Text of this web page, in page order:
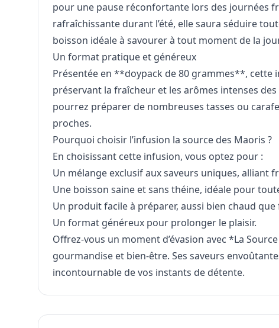
pour une pause réconfortante lors des journées
rafraîchissante durant l’été, elle saura séduire
boisson idéale à savourer à tout moment de la
Un format pratique et généreux
Présentée en **doypack de 80 grammes**, cette
préservant la fraîcheur et les arômes intenses
pourrez préparer de nombreuses tasses ou
proches.
Pourquoi choisir l’infusion la source des Maoris ?
En choisissant cette infusion, vous optez pour :
Un mélange exclusif aux saveurs uniques, alliant
Une boisson saine et sans théine, idéale pour
Un produit facile à préparer, aussi bien chaud que
Un format généreux pour prolonger le plaisir.
Offrez-vous un moment d’évasion avec *La
gourmandise et bien-être. Ses saveurs
incontournable de vos instants de détente.